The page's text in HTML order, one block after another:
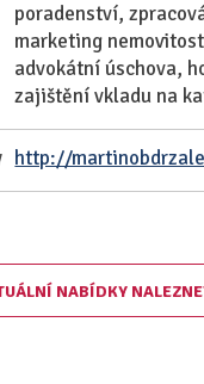
poradenství,
marketing
advokátní úschova,
zajištění vkladu na
http://
NABÍDKY